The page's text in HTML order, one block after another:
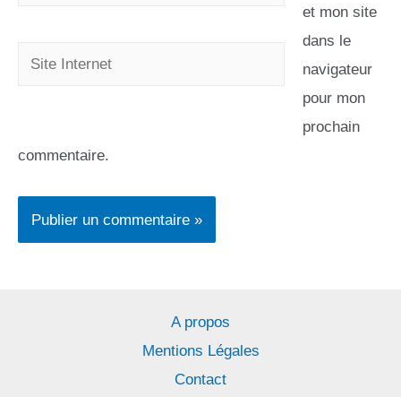
et mon site
dans le
navigateur
pour mon
prochain
commentaire.
A propos
Mentions Légales
Contact